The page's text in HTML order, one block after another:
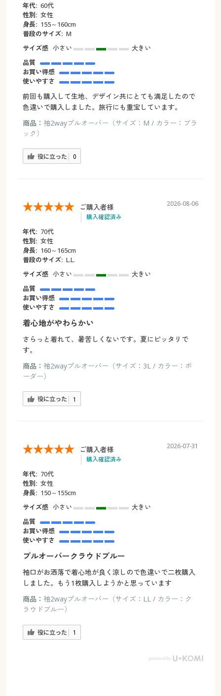
年代: 60代
性別: 女性
身長: 155～160cm
普段のサイズ: M
サイズ感 小さい
大きい
品質
お買い得感
使いやすさ
前回も購入して生地、デザイン共にとても満足したので
色違いで購入しました。旅行にも重宝しています。
商品： 袖2wayプルオーバー（サイズ：M / カラー：ブラ
ック）
役に立った 0
ご購入者様
購入確認済み
2026-08-06
年代: 70代
性別: 女性
身長: 160～165cm
普段のサイズ: L.L.
サイズ感 小さい
大きい
品質
お買い得感
使いやすさ
着心地がやわらかい
さらっと着れて、暑苦しくないです。夏にピッタリで
す。
商品： 袖2wayプルオーバー（サイズ：3L / カラー：ボ
ーダー）
役に立った 1
ご購入者様
購入確認済み
2026-07-31
年代: 70代
性別: 女性
身長: 150～155cm
サイズ感 小さい
大きい
品質
お買い得感
使いやすさ
プルオーバークラウドブルー
袖口がお洒落で着心地が良く涼しので色違いで二枚購入
しました。もう1枚購入しようかと思っています
商品： 袖2wayプルオーバー（サイズ：LL / カラー：ク
ラウドブルー）
役に立った 1